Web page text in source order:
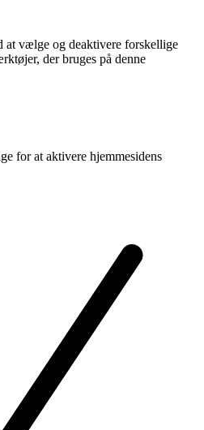
vælge og deaktivere forskellige
der bruges på denne
for at aktivere hjemmesidens